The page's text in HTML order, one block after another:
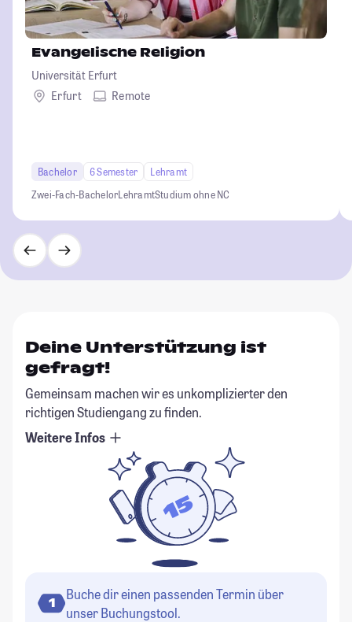
Evangelische Religion
Universität Erfurt
Erfurt
Remote
Bachelor 6 Semester
Lehramt
Zwei-Fach-BachelorLehramtStudium ohne NC
Deine Unterstützung ist
gefragt!
Gemeinsam machen wir es unkomplizierter den
richtigen Studiengang zu finden.
Weitere Infos
1
Buche dir einen passenden Termin über
unser Buchungstool.